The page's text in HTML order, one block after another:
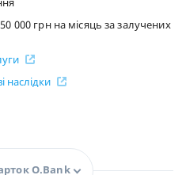
000 грн на місяць за залучених
O.Bank